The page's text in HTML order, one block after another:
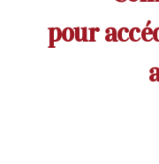
pour